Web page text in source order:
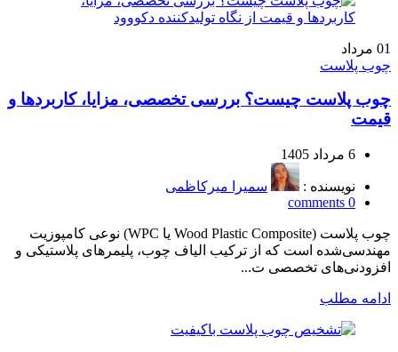
01 مرداد
چوب پلاست
چوب پلاست چیست؟ بررسی تخصصی، مزایا، کاربردها و
قیمت
6 مرداد 1405
نویسنده :
سمیرا میرکاظمی
0
comments
چوب پلاست (Wood Plastic Composite یا WPC) نوعی کامپوزیت
مهندسی‌شده است که از ترکیب الیاف چوب، پلیمرهای پلاستیکی و
افزودنی‌های تخصصی ت...
ادامه مطلب